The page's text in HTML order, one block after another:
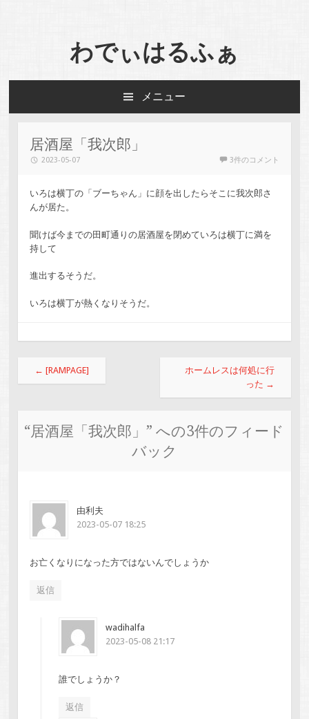
わでぃはるふぁ
メニュー
居酒屋「我次郎」
2023-05-07 3件のコメント
いろは横丁の「ブーちゃん」に顔を出したらそこに我次郎さ
んが居た。
聞けば今までの田町通りの居酒屋を閉めていろは横丁に満を
持して
進出するそうだ。
いろは横丁が熱くなりそうだ。
投稿ナビゲーション
← [RAMPAGE]
ホームレスは何処に行
った →
“居酒屋「我次郎」” への3件のフィード
バック
由利夫
2023-05-07 18:25
お亡くなりになった方ではないんでしょうか
返信
wadihalfa
2023-05-08 21:17
誰でしょうか？
返信